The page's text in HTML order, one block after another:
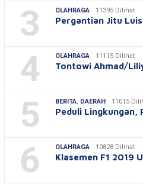
3 OLAHRAGA 11395 Dilihat
Pergantian Jitu
4 OLAHRAGA 11115 Dilihat
Tontowi Ahmad/
5 BERITA, DAERAH 11015
Peduli Lingkungan,
6 OLAHRAGA 10828 Dilihat
Klasemen F1 2019